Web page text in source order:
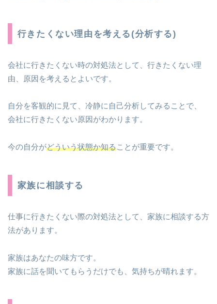
行きたくない理由を考える(分析する)
会社に行きたくない時の対処法として、行きたくない理
由、原因を考えるとよいです。
自分を客観的に見て、冷静に自己分析してみることで、
会社に行きたくない原因がわかります。
今の自分がどういう状態か知ることが重要です。
家族に相談する
仕事に行きたくない際の対処法として、家族に相談する方
法があります。
家族はあなたの味方です。
家族に話を聞いてもらうだけでも、気持ちが晴れます。